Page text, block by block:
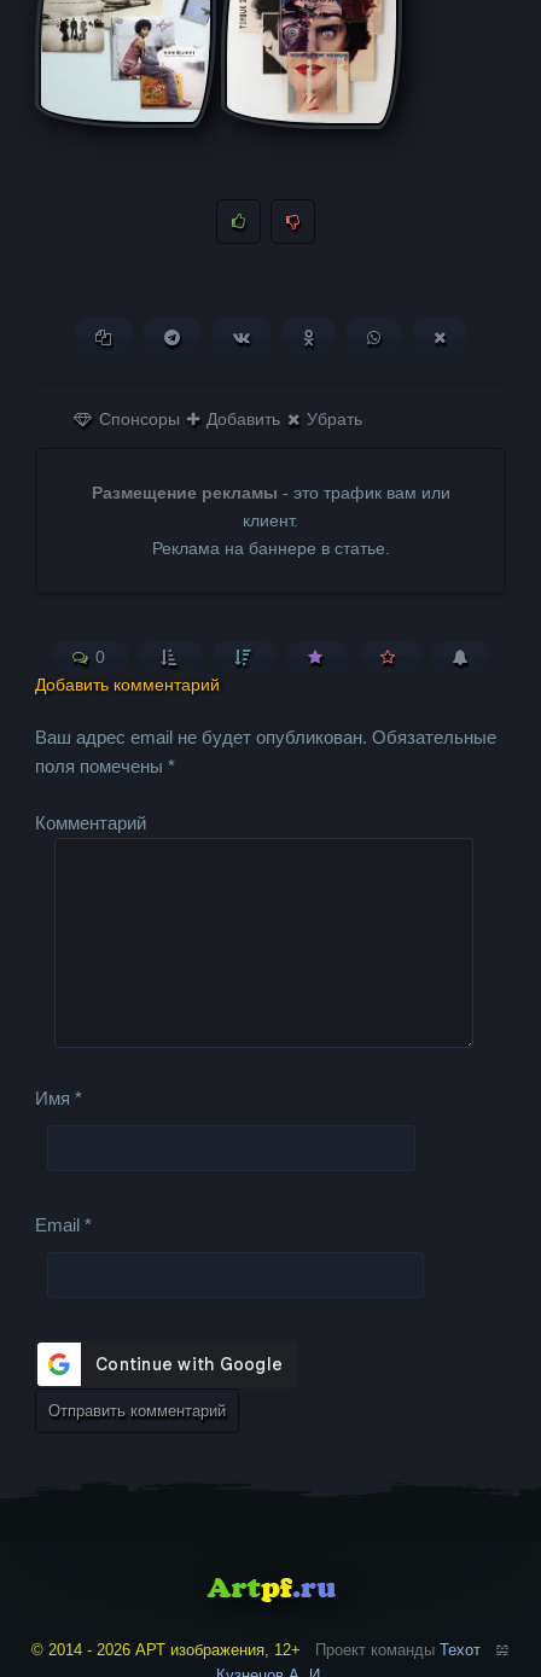
Копировать ссылкуПоделиться в Telegram
Поделиться ВКонтактеПоделиться в
Поделиться в
Спонсоры Добавить Убрать
Размещение рекламы - это трафик вам или
клиент.
Реклама на баннере в статье.
0
Добавить комментарий
Ваш адрес email не будет опубликован. Обязательные
поля помечены*
Комментарий
Имя*
Email*
© 2014 - 2026 АРТ изображения, 12+ Проект команды Техот
𝌴